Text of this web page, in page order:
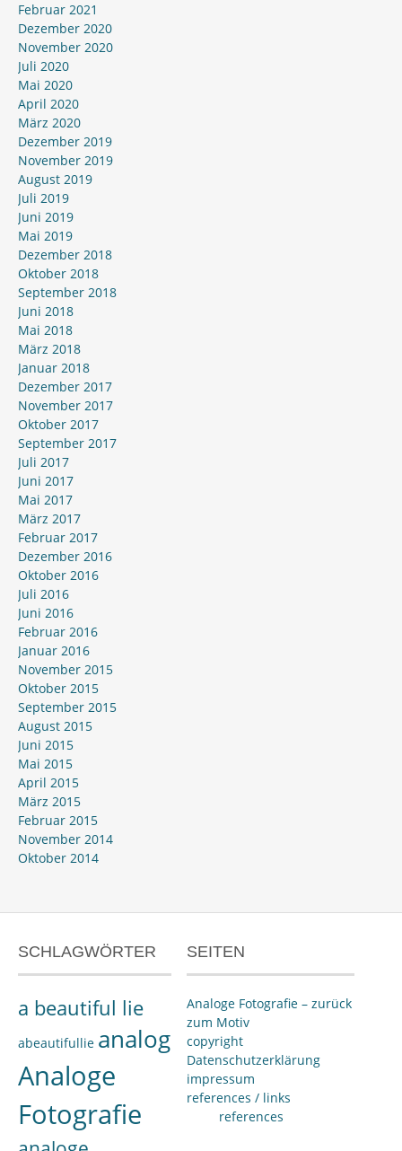
Februar 2021
Dezember 2020
November 2020
Juli 2020
Mai 2020
April 2020
März 2020
Dezember 2019
November 2019
August 2019
Juli 2019
Juni 2019
Mai 2019
Dezember 2018
Oktober 2018
September 2018
Juni 2018
Mai 2018
März 2018
Januar 2018
Dezember 2017
November 2017
Oktober 2017
September 2017
Juli 2017
Juni 2017
Mai 2017
März 2017
Februar 2017
Dezember 2016
Oktober 2016
Juli 2016
Juni 2016
Februar 2016
Januar 2016
November 2015
Oktober 2015
September 2015
August 2015
Juni 2015
Mai 2015
April 2015
März 2015
Februar 2015
November 2014
Oktober 2014
SCHLAGWÖRTER
a beautiful lie
abeautifullie analog
Analoge
Fotografie
SEITEN
Analoge Fotografie – zurück
zum Motiv
copyright
Datenschutzerklärung
impressum
references / links
references